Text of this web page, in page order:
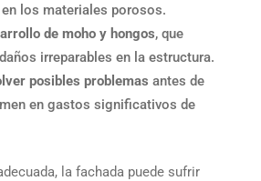
los materiales porosos.
de moho y hongos, que
irreparables en la estructura.
posibles problemas antes de
en gastos significativos de
la fachada puede sufrir